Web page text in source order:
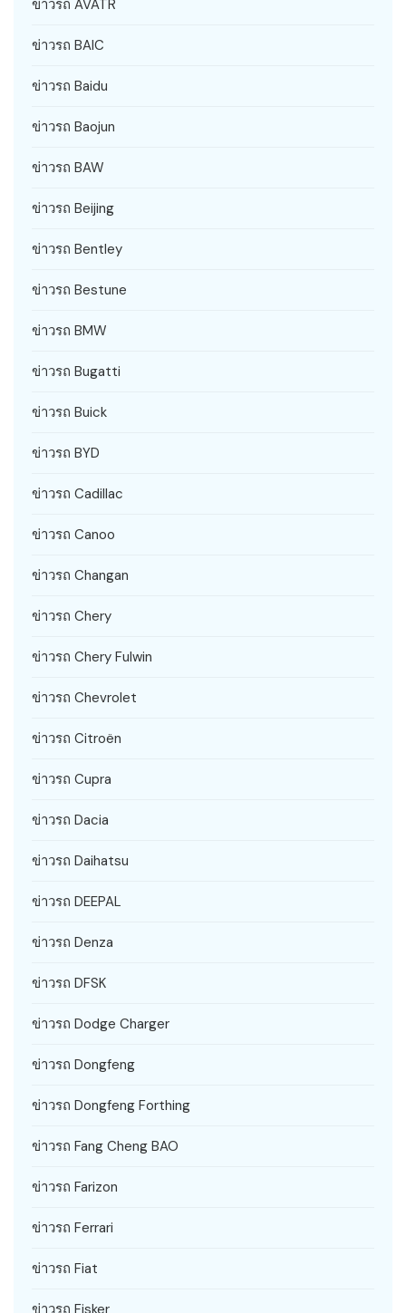
ข่าวรถ AVATR
ข่าวรถ BAIC
ข่าวรถ Baidu
ข่าวรถ Baojun
ข่าวรถ BAW
ข่าวรถ Beijing
ข่าวรถ Bentley
ข่าวรถ Bestune
ข่าวรถ BMW
ข่าวรถ Bugatti
ข่าวรถ Buick
ข่าวรถ BYD
ข่าวรถ Cadillac
ข่าวรถ Canoo
ข่าวรถ Changan
ข่าวรถ Chery
ข่าวรถ Chery Fulwin
ข่าวรถ Chevrolet
ข่าวรถ Citroën
ข่าวรถ Cupra
ข่าวรถ Dacia
ข่าวรถ Daihatsu
ข่าวรถ DEEPAL
ข่าวรถ Denza
ข่าวรถ DFSK
ข่าวรถ Dodge Charger
ข่าวรถ Dongfeng
ข่าวรถ Dongfeng Forthing
ข่าวรถ Fang Cheng BAO
ข่าวรถ Farizon
ข่าวรถ Ferrari
ข่าวรถ Fiat
ข่าวรถ Fisker